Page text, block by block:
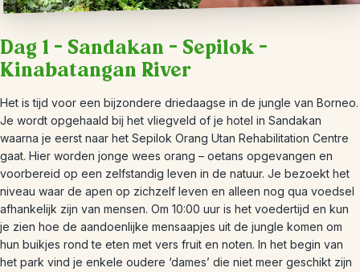
Dag 1 – Sandakan – Sepilok –
Kinabatangan River
Het is tijd voor een bijzondere driedaagse in de jungle van Borneo.
Je wordt opgehaald bij het vliegveld of je hotel in Sandakan
waarna je eerst naar het Sepilok Orang Utan Rehabilitation Centre
gaat. Hier worden jonge wees orang – oetans opgevangen en
voorbereid op een zelfstandig leven in de natuur. Je bezoekt het
niveau waar de apen op zichzelf leven en alleen nog qua voedsel
afhankelijk zijn van mensen. Om 10:00 uur is het voedertijd en kun
je zien hoe de aandoenlijke mensaapjes uit de jungle komen om
hun buikjes rond te eten met vers fruit en noten. In het begin van
het park vind je enkele oudere ‘dames’ die niet meer geschikt zijn